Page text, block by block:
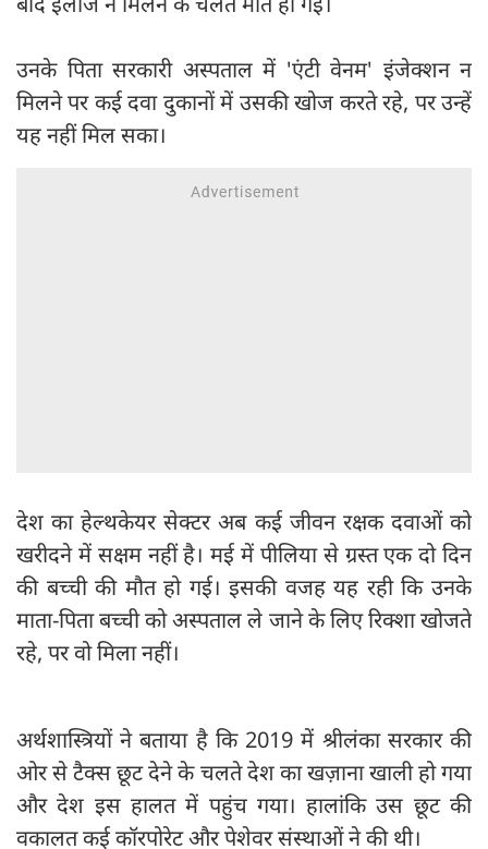
उनके पिता सरकारी अस्पताल में 'एंटी वेनम' इंजेक्शन न
मिलने पर कई दवा दुकानों में उसकी खोज करते रहे, पर उन्हें
यह नहीं मिल सका।
देश का हेल्थकेयर सेक्टर अब कई जीवन रक्षक दवाओं को
खरीदने में सक्षम नहीं है। मई में पीलिया से ग्रस्त एक दो दिन
की बच्ची की मौत हो गई। इसकी वजह यह रही कि उनके
माता-पिता बच्ची को अस्पताल ले जाने के लिए रिक्शा खोजते
रहे, पर वो मिला नहीं।
अर्थशास्त्रियों ने बताया है कि 2019 में श्रीलंका सरकार की
ओर से टैक्स छूट देने के चलते देश का खज़ाना खाली हो गया
और देश इस हालत में पहुंच गया। हालांकि उस छूट की
वकालत कई कॉरपोरेट और पेशेवर संस्थाओं ने की थी।